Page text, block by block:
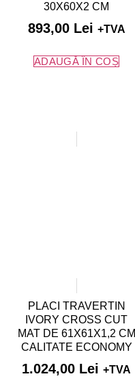
30X60X2 CM
893,00 Lei +TVA
ADAUGĂ ÎN COȘ
PLACI TRAVERTIN
IVORY CROSS CUT
MAT DE 61X61X1,2 CM
CALITATE ECONOMY
1.024,00 Lei +TVA